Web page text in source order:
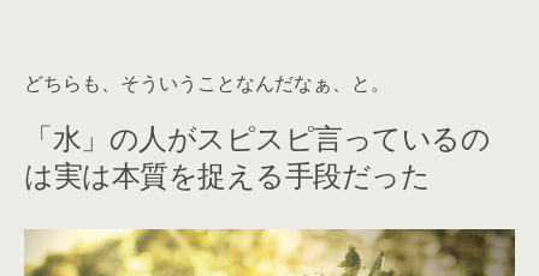
どちらも、そういうことなんだなぁ、と。
「水」の人がスピスピ言っているの
は実は本質を捉える手段だった